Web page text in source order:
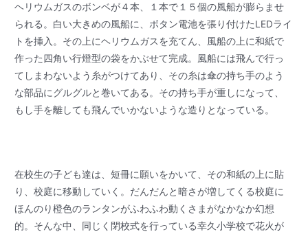
ヘリウムガスのボンベが４本、１本で１５個の風船が膨らませ
られる。白い大きめの風船に、ボタン電池を張り付けたLEDライ
トを挿入。その上にヘリウムガスを充てん、風船の上に和紙で
作った四角い行燈型の袋をかぶせて完成。風船には飛んで行っ
てしまわないよう糸がつけてあり、その糸は傘の持ち手のよう
な部品にグルグルと巻いてある。その持ち手が重しになって、
もし手を離しても飛んでいかないような造りとなっている。
在校生の子ども達は、短冊に願いをかいて、その和紙の上に貼
り、校庭に移動していく。だんだんと暗さが増してくる校庭に
ほんのり橙色のランタンがふわふわ動くさまがなかなか幻想
的。そんな中、同じく閉校式を行っている幸久小学校で花火が